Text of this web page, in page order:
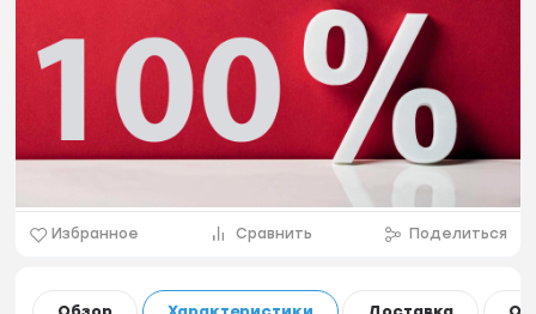
Избранное Сравнить Поделиться